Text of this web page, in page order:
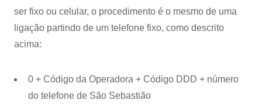
ser fixo ou celular, o procedimento é o mesmo de uma
ligação partindo de um telefone fixo, como descrito
acima:
0 + Código da Operadora + Código DDD + número
do telefone de São Sebastião